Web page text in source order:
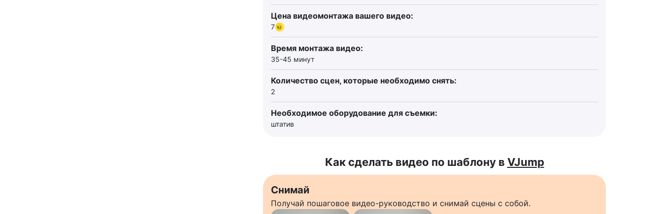
Цена видеомонтажа вашего видео:
7
Время монтажа видео:
35-45 минут
Количество сцен, которые необходимо снять:
2
Необходимое оборудование для съемки:
штатив
Как сделать видео по шаблону в VJump
Снимай
Получай пошаговое видео-руководство и снимай сцены с собой.